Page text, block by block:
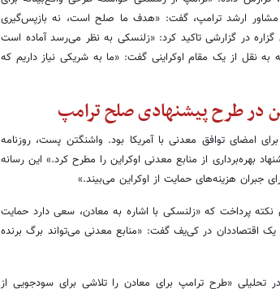
مشاور ارشد ترامپ، گفت: «هدف ما صلح است، نه بازپس‌گیری
گزاره در گزارشی تاکید کرد: «زلنسکی به نظر می‌رسد آماده است
به نقل از یک مقام اوکراینی گفت: «ما به شریکی نیاز داریم که
در طرح پیشنهادی صلح ترامپ
امضای توافق معدنی با آمریکا بود. واشنگتن پست، روزنامه
بهره‌برداری از منابع معدنی اوکراین را مطرح کرد.» این رسانه
جبران هزینه‌های حمایت از اوکراین می‌بیند.»
پرداخت که «زلنسکی با اشاره به معادن، سعی دارد حمایت
یک اقتصاددان در کی‌یف گفت: «منابع معدنی می‌تواند برگ برنده
تحلیلی «طرح ترامپ برای معادن را تلاشی برای سودجویی از